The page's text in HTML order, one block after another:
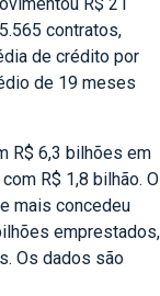
contratos,
de crédito por
de 19 meses
R$ 6,3 bilhões em
R$ 1,8 bilhão. O
mais concedeu
emprestados,
Os dados são